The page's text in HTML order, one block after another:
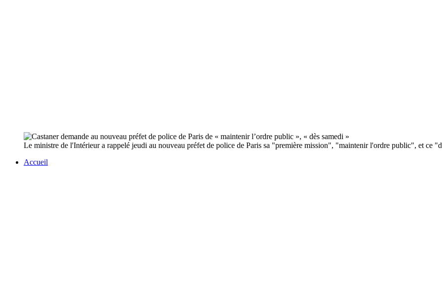
Le ministre de l'Intérieur a rappelé jeudi au nouveau préfet de police de Paris sa "première mission", "maintenir l'ordre public", et ce
Accueil